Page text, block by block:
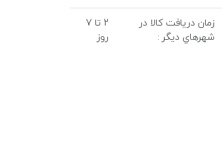
زمان دريافت کالا در
شهرهاي ديگر :
2 تا 7
روز